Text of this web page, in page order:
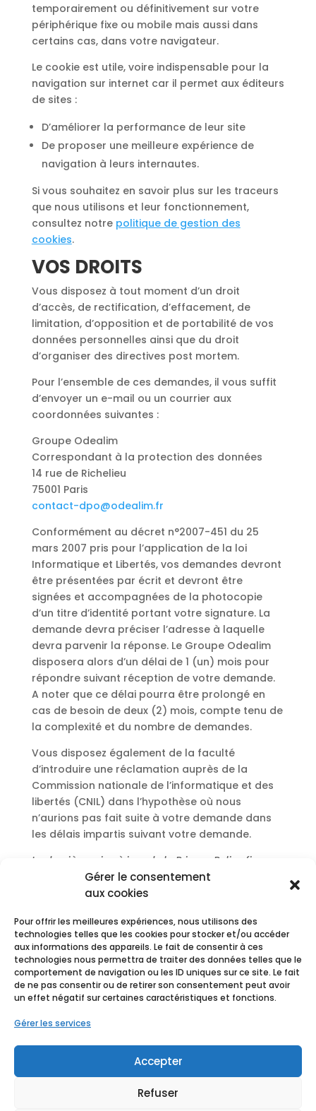
Gérer le consentement
aux cookies
Pour offrir les meilleures expériences, nous utilisons des
technologies telles que les cookies pour stocker et/ou accéder
aux informations des appareils. Le fait de consentir à ces
technologies nous permettra de traiter des données telles que le
comportement de navigation ou les ID uniques sur ce site. Le fait
de ne pas consentir ou de retirer son consentement peut avoir
un effet négatif sur certaines caractéristiques et fonctions.
Gérer les services
Accepter
Refuser
temporairement ou définitivement sur votre
périphérique fixe ou mobile mais aussi dans
certains cas, dans votre navigateur.
Le cookie est utile, voire indispensable pour la
navigation sur internet car il permet aux éditeurs
de sites :
D’améliorer la performance de leur site
De proposer une meilleure expérience de
navigation à leurs internautes.
Si vous souhaitez en savoir plus sur les traceurs
que nous utilisons et leur fonctionnement,
consultez notre politique de gestion des
cookies.
VOS DROITS
Vous disposez à tout moment d’un droit
d’accès, de rectification, d’effacement, de
limitation, d’opposition et de portabilité de vos
données personnelles ainsi que du droit
d’organiser des directives post mortem.
Pour l’ensemble de ces demandes, il vous suffit
d’envoyer un e-mail ou un courrier aux
coordonnées suivantes :
Groupe Odealim
Correspondant à la protection des données
14 rue de Richelieu
75001 Paris
contact-dpo@odealim.fr
Conformément au décret n°2007-451 du 25
mars 2007 pris pour l’application de la loi
Informatique et Libertés, vos demandes devront
être présentées par écrit et devront être
signées et accompagnées de la photocopie
d’un titre d’identité portant votre signature. La
demande devra préciser l’adresse à laquelle
devra parvenir la réponse. Le Groupe Odealim
disposera alors d’un délai de 1 (un) mois pour
répondre suivant réception de votre demande.
A noter que ce délai pourra être prolongé en
cas de besoin de deux (2) mois, compte tenu de
la complexité et du nombre de demandes.
Vous disposez également de la faculté
d’introduire une réclamation auprès de la
Commission nationale de l’informatique et des
libertés (CNIL) dans l’hypothèse où nous
n’aurions pas fait suite à votre demande dans
les délais impartis suivant votre demande.
La dernière mise à jour de la Privacy Policy figure
en date du 20/05/2020.